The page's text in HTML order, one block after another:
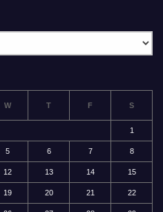
W T F S
1
5 6 7 8
12 13 14 15
19 20 21 22